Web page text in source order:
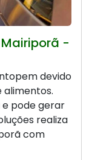
-
devido
alimentos.
e pode gerar
realiza
com